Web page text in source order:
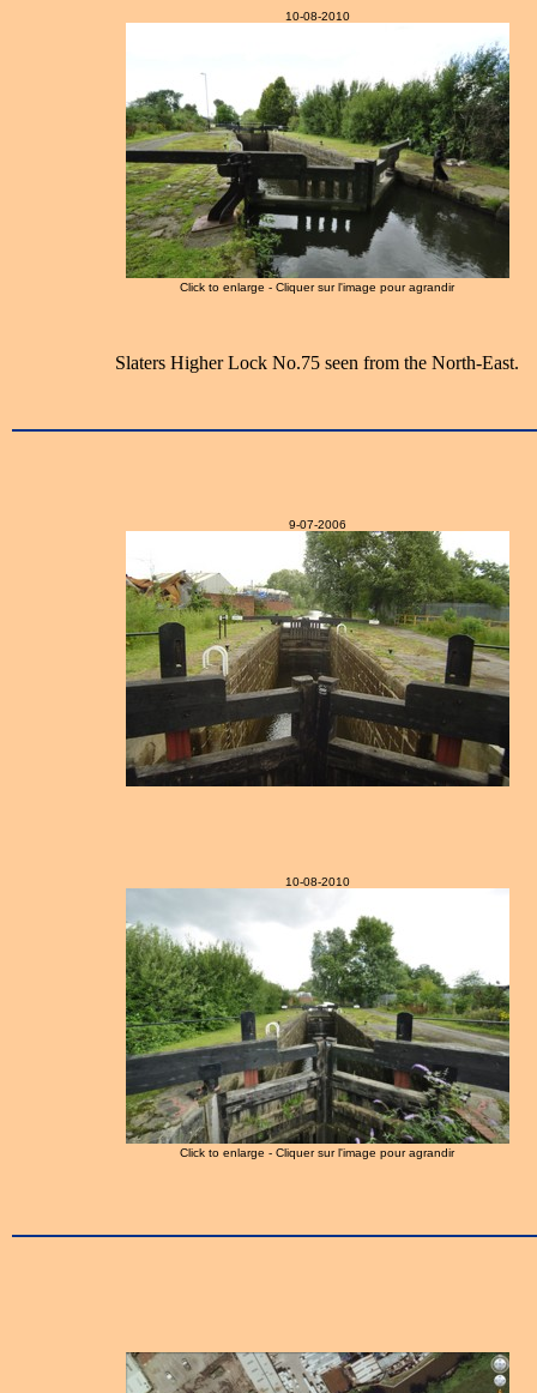
10-08-2010
Click to enlarge - Cliquer sur l'image pour agrandir
Slaters Higher Lock No.75 seen from the North-East.
9-07-2006
10-08-2010
Click to enlarge - Cliquer sur l'image pour agrandir